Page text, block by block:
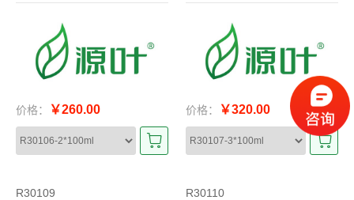
价格： ￥260.00 价格： ￥320.00
R30109
R30110